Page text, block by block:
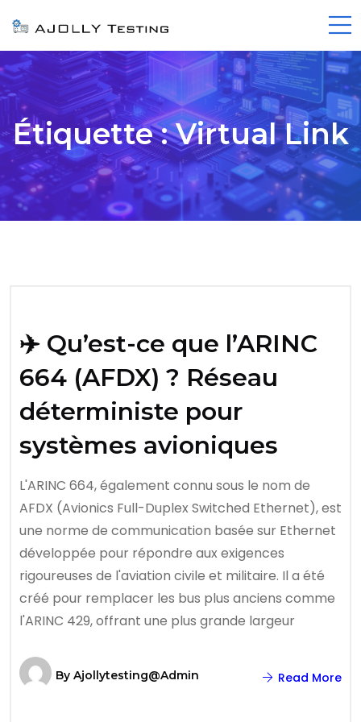
Étiquette :Virtual Link
✈️ Qu’est-ce que l’ARINC
664 (AFDX) ? Réseau
déterministe pour
systèmes avioniques
L'ARINC 664, également connu sous le nom de
AFDX (Avionics Full-Duplex Switched Ethernet), est
une norme de communication basée sur Ethernet
développée pour répondre aux exigences
rigoureuses de l'aviation civile et militaire. Il a été
créé pour remplacer les bus plus anciens comme
l'ARINC 429, offrant une plus grande largeur
By Ajollytesting@admin Read More